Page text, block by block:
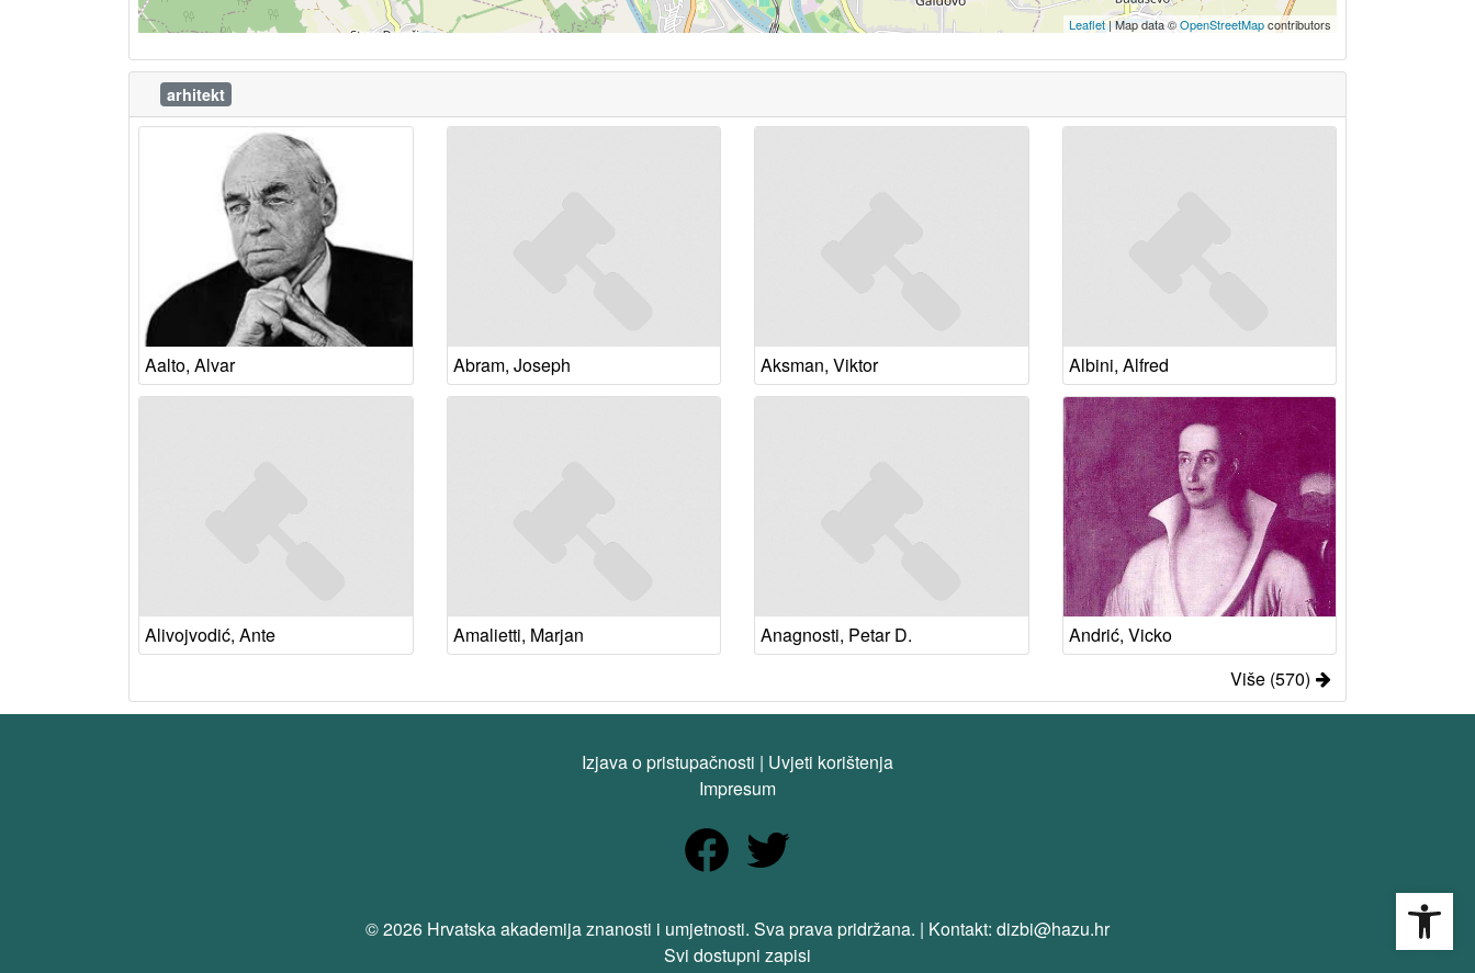
Leaflet| Map data ©OpenStreetMapcontributors
arhitekt
Aalto, Alvar Abram, Joseph Aksman, Viktor Albini, Alfred
Alivojvodić, Ante Amalietti, Marjan Anagnosti, Petar D.
Andrić, Vicko
Više (570)
Izjava o pristupačnosti | Uvjeti korištenja
Impresum
© 2026 Hrvatska akademija znanosti i umjetnosti. Sva prava pridržana. | Kontakt: dizbi@hazu.hr
Svi dostupni zapisi